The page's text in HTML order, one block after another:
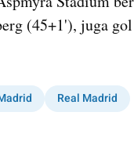
(45+1'), juga
Real Madrid